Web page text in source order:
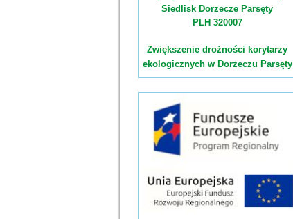
Siedlisk Dorzecze Parsęty
PLH 320007
Zwiększenie drożności korytarzy
ekologicznych w Dorzeczu Parsęty